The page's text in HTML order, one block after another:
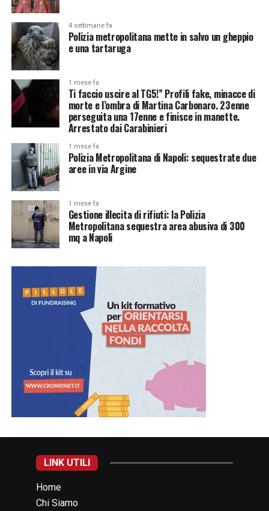
4 settimane fa
Polizia metropolitana mette in salvo un gheppio
e una tartaruga
1 mese fa
Ti faccio uscire al TG5!” Profili fake, minacce di
morte e l’ombra di Martina Carbonaro. 23enne
perseguita una 17enne e finisce in manette.
Arrestato dai Carabinieri
1 mese fa
Polizia Metropolitana di Napoli: sequestrate due
aree in via Argine
1 mese fa
Gestione illecita di rifiuti: la Polizia
Metropolitana sequestra area abusiva di 300
mq a Napoli
LINK UTILI
Home
Chi Siamo